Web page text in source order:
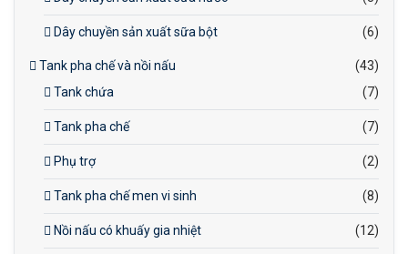
Dây chuyền sản xuất sữa bột (6)
Tank pha chế và nồi nấu
(43)
Tank chứa
(7)
Tank pha chế (7)
Phụ trợ (2)
Tank pha chế men vi sinh (8)
Nồi nấu có khuấy gia nhiệt (12)